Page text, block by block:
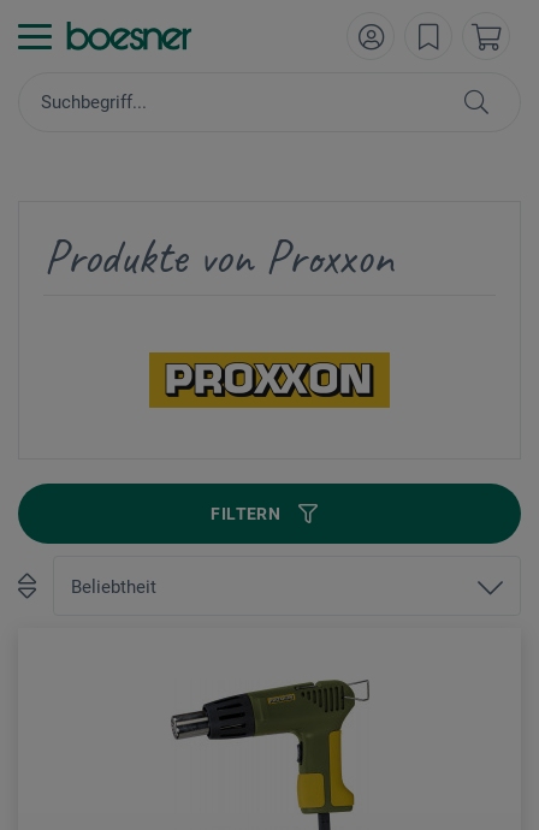
Produkte von Proxxon
FILTERN